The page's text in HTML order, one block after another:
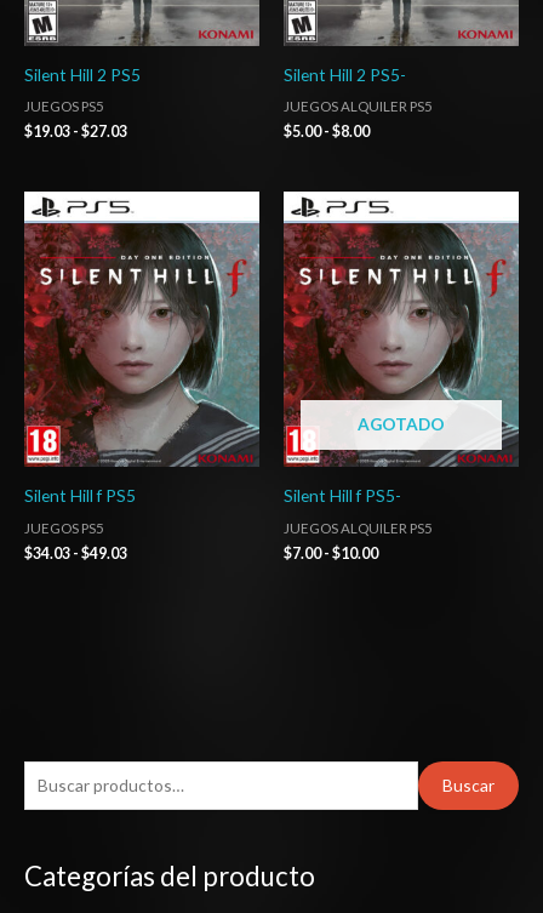
u
c
Buscar
Categorías del producto
Silent Hill 2 PS5
JUEGOS PS5
$19.03 - $27.03
Silent Hill 2 PS5-
JUEGOS ALQUILER PS5
$5.00 - $8.00
Silent Hill f PS5
JUEGOS PS5
$34.03 - $49.03
Rango
de
precios:
desde
$34.03
hasta
$49.03
AGOTADO
Silent Hill f PS5-
JUEGOS ALQUILER PS5
$7.00 - $10.00
Rango
de
precios:
desde
$7.00
hasta
$10.00